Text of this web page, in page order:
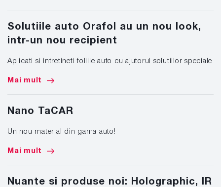
Solutiile auto Orafol au un nou look,
intr-un nou recipient
Aplicati si intretineti foliile auto cu ajutorul solutiilor speciale
Mai mult
Nano TaCAR
Un nou material din gama auto!
Mai mult
Nuante si produse noi: Holographic, IR